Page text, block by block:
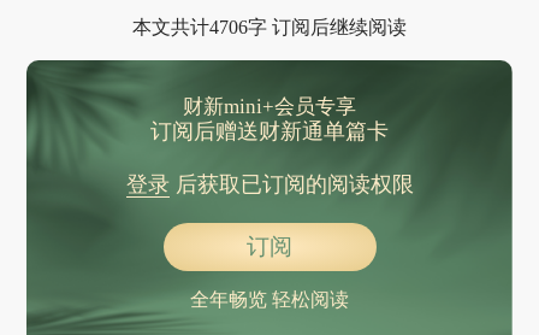
本文共计4706字 订阅后继续阅读
财新mini+会员专享
订阅后赠送财新通单篇卡
登录后获取已订阅的阅读权限
订阅
全年畅览 轻松阅读